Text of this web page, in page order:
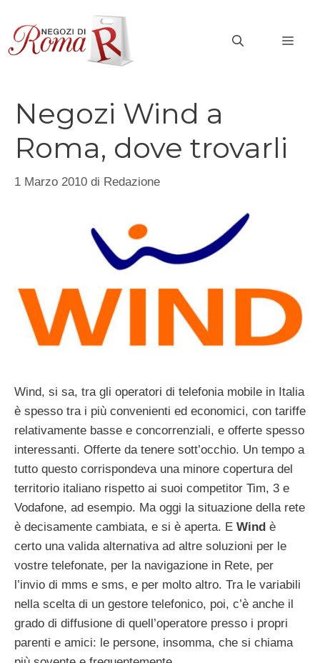
contenuto
Negozi Wind a
Roma, dove trovarli
1 Marzo 2010 di Redazione
Wind, si sa, tra gli operatori di telefonia mobile in Italia
è spesso tra i più convenienti ed economici, con tariffe
relativamente basse e concorrenziali, e offerte spesso
interessanti. Offerte da tenere sott’occhio. Un tempo a
tutto questo corrispondeva una minore copertura del
territorio italiano rispetto ai suoi competitor Tim, 3 e
Vodafone, ad esempio. Ma oggi la situazione della rete
è decisamente cambiata, e si è aperta. E Wind è
certo una valida alternativa ad altre soluzioni per le
vostre telefonate, per la navigazione in Rete, per
l’invio di mms e sms, e per molto altro. Tra le variabili
nella scelta di un gestore telefonico, poi, c’è anche il
grado di diffusione di quell’operatore presso i propri
parenti e amici: le persone, insomma, che si chiama